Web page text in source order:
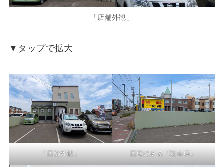
「店舗外観」
▼タップで拡大
「店舗外観」 店横にある「駐車場」